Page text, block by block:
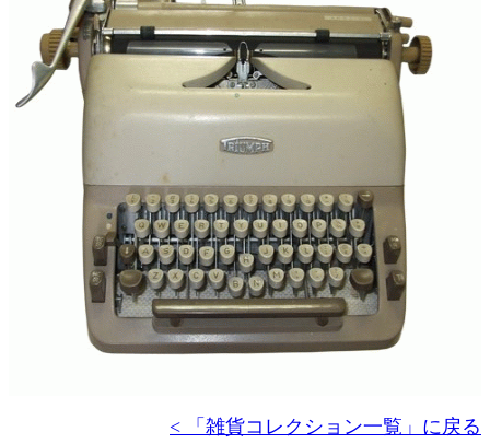
< 「雑貨コレクション一覧」に戻る